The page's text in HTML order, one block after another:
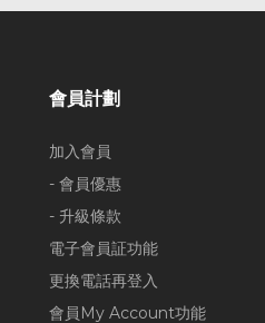
會員計劃
加入會員
- 會員優惠
- 升級條款
電子會員証功能
更換電話再登入
會員My Account功能